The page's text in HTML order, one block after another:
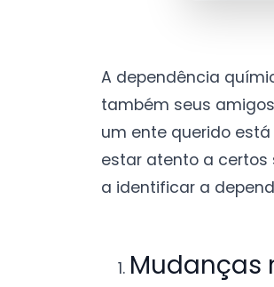
A dependência
também seus
um ente querido
estar atento a certos
a identificar a
Mudanças